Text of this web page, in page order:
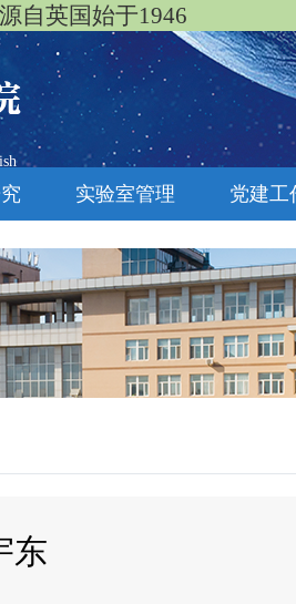
自英国始于1946
实验室管理 党建工
东